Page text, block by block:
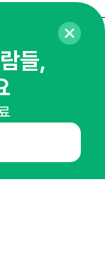
들,